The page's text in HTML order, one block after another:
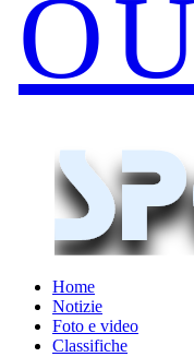
Home
Notizie
Foto e video
Classifiche